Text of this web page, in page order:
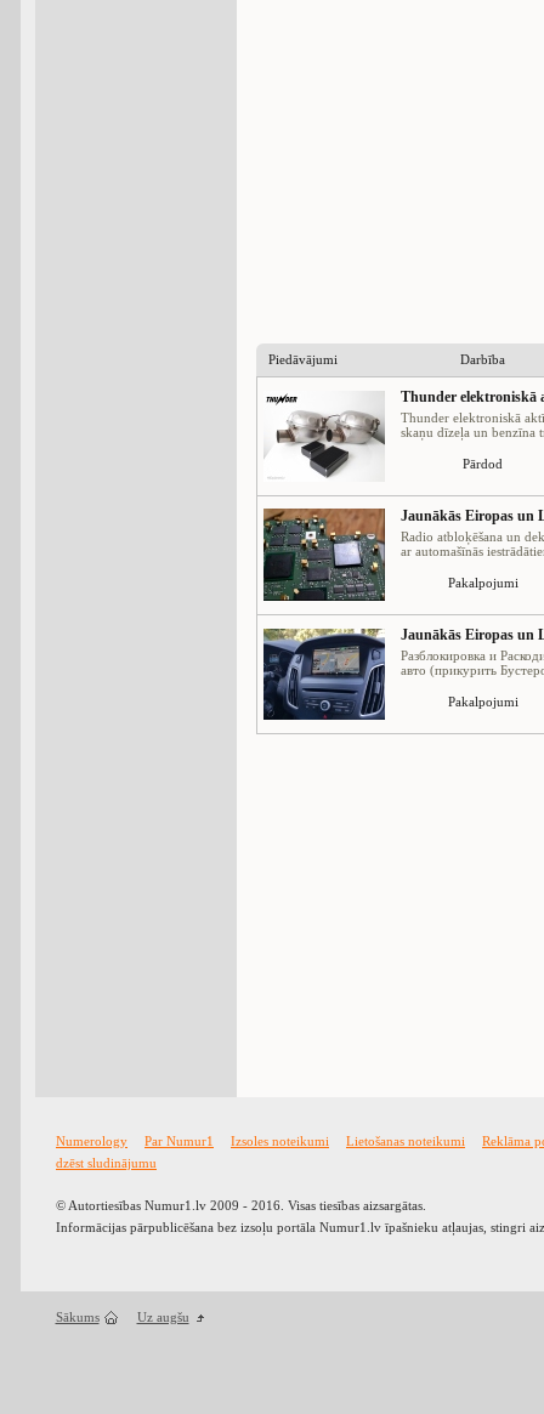
Piedāvājumi Darbība
Thunder elektroniskā
Thunder elektroniskā
skaņu dīzeļa un benzīna
Pārdod
Jaunākās Eiropas un
Radio atbloķēšana un
ar automašīnās
Pakalpojumi
Jaunākās Eiropas un
Разблокировка и
авто (прикурить
Pakalpojumi
Numerology Par Numur1 Izsoles noteikumi Lietošanas noteikumi
Reklāma
dzēst sludinājumu
© Autortiesības Numur1.lv 2009 - 2016. Visas tiesības aizsargātas.
Informācijas pārpublicēšana bez izsoļu portāla Numur1.lv īpašnieku atļaujas, stingri
Sākums Uz augšu